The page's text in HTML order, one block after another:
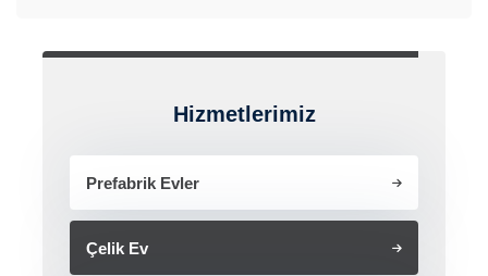
Hizmetlerimiz
Prefabrik Evler
Çelik Ev